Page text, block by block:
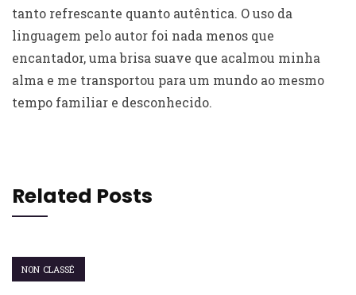
tanto refrescante quanto autêntica. O uso da
linguagem pelo autor foi nada menos que
encantador, uma brisa suave que acalmou minha
alma e me transportou para um mundo ao mesmo
tempo familiar e desconhecido.
Related Posts
NON CLASSÉ